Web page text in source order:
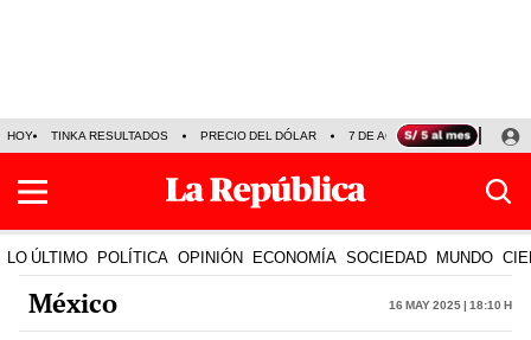
HOY TINKA RESULTADOS PRECIO DEL DÓLAR 7 DE AGOSTO OLLANTA
LO ÚLTIMO POLÍTICA OPINIÓN ECONOMÍA SOCIEDAD MUNDO
México 16 May 2025 | 18:10 h